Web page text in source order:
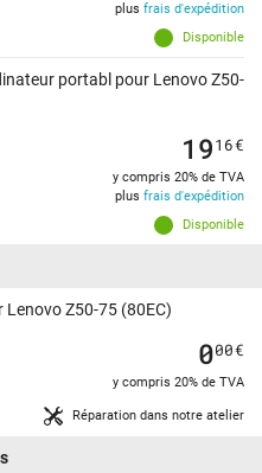
Disponible
plus frais d'expédition
portabl pour Lenovo Z50-
Disponible
1916€
y compris 20% de TVA
plus frais d'expédition
Z50-75 (80EC)
Réparation dans notre atelier
000€
y compris 20% de TVA